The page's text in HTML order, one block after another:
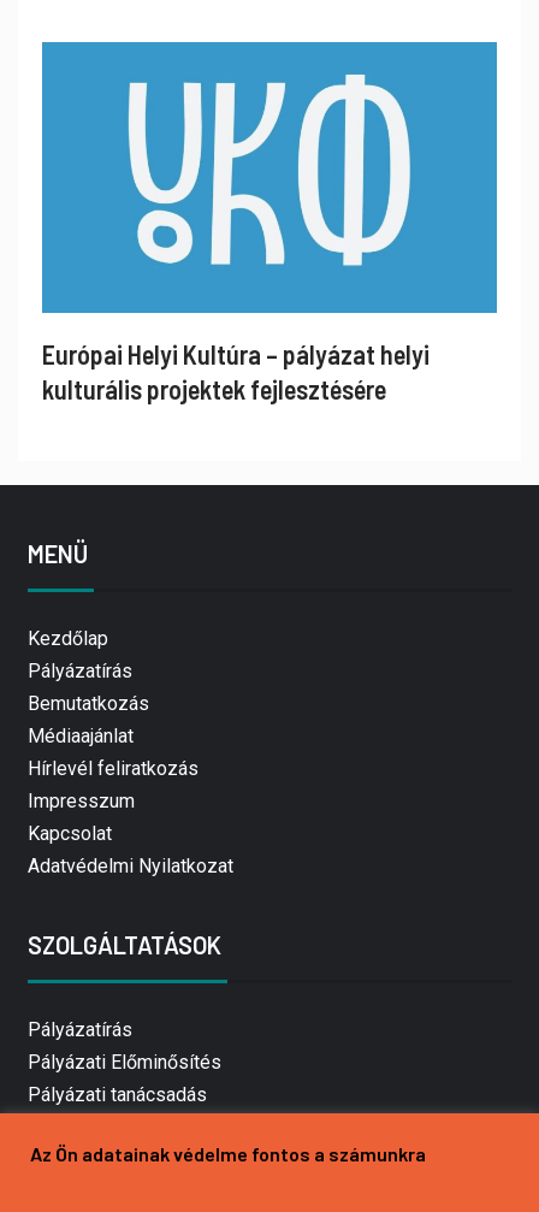
Európai Helyi Kultúra – pályázat helyi
kulturális projektek fejlesztésére
MENÜ
Kezdőlap
Pályázatírás
Bemutatkozás
Médiaajánlat
Hírlevél feliratkozás
Impresszum
Kapcsolat
Adatvédelmi Nyilatkozat
SZOLGÁLTATÁSOK
Pályázatírás
Pályázati Előminősítés
Pályázati tanácsadás
Mezőgazdasági pályázatírás
Az Ön adatainak védelme fontos a számunkra